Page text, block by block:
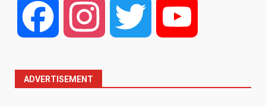
Facebook Instagram Twitter
ADVERTISEMENT